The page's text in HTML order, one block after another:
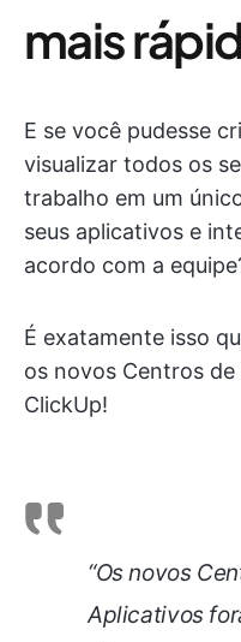
mais
E se você pudesse
visualizar todos os
trabalho em um
seus aplicativos e
acordo com a
É exatamente isso
os novos Centros
ClickUp!
“Os novos
Aplicativos